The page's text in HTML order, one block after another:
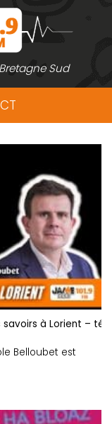
Sud
à Lorient –
Belloubet est